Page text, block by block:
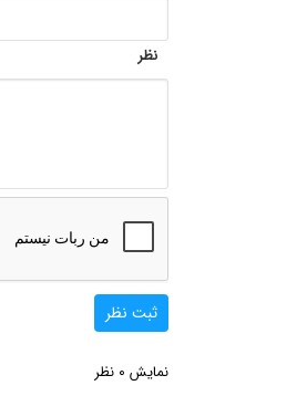
نظر
ثبت نظر
نمایش 0 نظر